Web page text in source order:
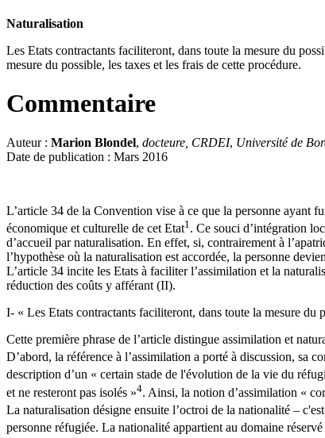
Naturalisation
Les Etats contractants faciliteront, dans toute la mesure du
mesure du possible, les taxes et les frais de cette procédure.
Commentaire
Auteur : Marion Blondel, docteure, CRDEI, Université de
Date de publication : Mars 2016
L’article 34 de la Convention vise à ce que la personne ayant
économique et culturelle de cet Etat1 . Ce souci d’intégration
d’accueil par naturalisation. En effet, si, contrairement à
l’hypothèse où la naturalisation est accordée, la personne
L’article 34 incite les Etats à faciliter l’assimilation et la
réduction des coûts y afférant (II).
I- « Les Etats contractants faciliteront, dans toute la mesure du
Cette première phrase de l’article distingue assimilation et
D’abord, la référence à l’assimilation a porté à discussion, sa
description d’un « certain stade de l'évolution de la vie du
et ne resteront pas isolés »4. Ainsi, la notion d’assimilation «
La naturalisation désigne ensuite l’octroi de la nationalité –
personne réfugiée. La nationalité appartient au domaine